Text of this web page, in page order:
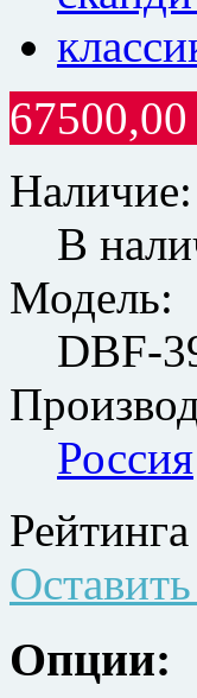
67500,00
Наличие:
В
Модель:
DBF-
Россия
Опции: